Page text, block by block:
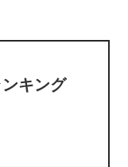
ンキング